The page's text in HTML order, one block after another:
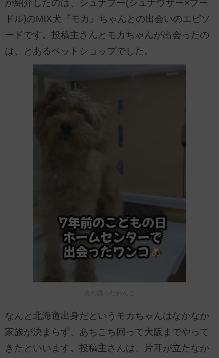
が紹介したのは、シュナプー(シュナウザー×プー
ドル)のMIX犬『モカ』ちゃんとの出会いのエピソ
ードです。投稿主さんとモカちゃんが出会ったの
は、とあるペットショップでした。
売れ残ったわんこ
なんと北海道出身だというモカちゃんはなかなか
家族が決まらず、あちこち回って大阪までやって
きたといいます。投稿主さんは、片耳が立たなか